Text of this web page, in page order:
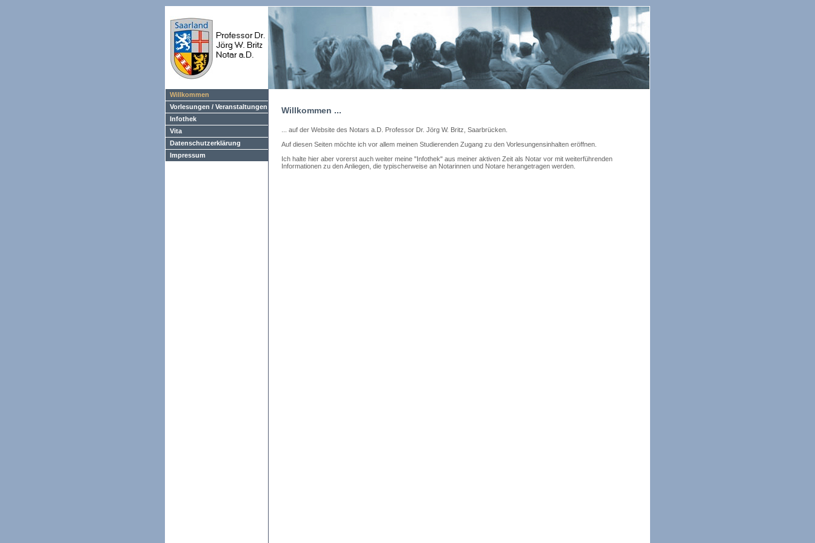
Willkommen
Vorlesungen / Veranstaltungen
Infothek
Vita
Datenschutzerklärung
Impressum
Willkommen ...
... auf der Website des Notars a.D. Professor Dr. Jörg W. Britz, Saarbrücken.
Auf diesen Seiten möchte ich vor allem meinen Studierenden Zugang zu den Vorlesungensinhalten eröffnen.
Ich halte hier aber vorerst auch weiter meine "Infothek" aus meiner aktiven Zeit als Notar vor mit weiterführenden
Informationen zu den Anliegen, die typischerweise an Notarinnen und Notare herangetragen werden.